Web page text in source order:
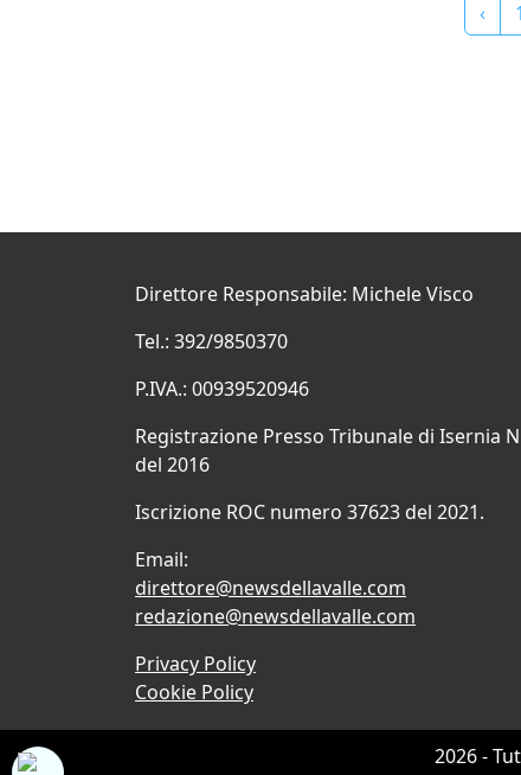
‹ 1
Direttore Responsabile: Michele Visco
Tel.: 392/9850370
P.IVA.: 00939520946
Registrazione Presso Tribunale di Isernia
del 2016
Iscrizione ROC numero 37623 del 2021.
Email:
direttore@newsdellavalle.com
redazione@newsdellavalle.com
Privacy Policy
Cookie Policy
2026 -